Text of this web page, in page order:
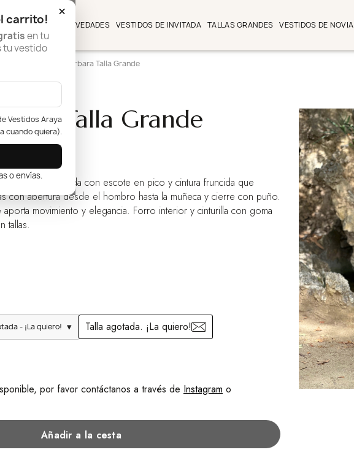
×
carrito!
en tu
tu vestido
Vestidos Araya
cuando quiera).
o envías.
NOVEDADES VESTIDOS DE INVITADA TALLAS GRANDES VESTIDOS DE NOVIA
Vestido Bárbara Talla Grande
Talla Grande
de gasa fluida con escote en pico y cintura fruncida que
con abertura desde el hombro hasta la muñeca y cierre con puño.
aporta movimiento y elegancia. Forro interior y cinturilla con goma
tallas.
- ¡La quiero! Talla agotada. ¡La quiero!
por favor contáctanos a través de Instagram o
Añadir a la cesta